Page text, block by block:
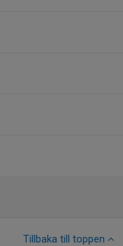
Tillbaka till toppen